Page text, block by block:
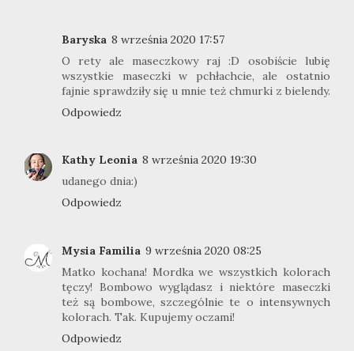
Baryska 8 września 2020 17:57
O rety ale maseczkowy raj :D osobiście lubię
wszystkie maseczki w pchłachcie, ale ostatnio
fajnie sprawdziły się u mnie też chmurki z bielendy.
Odpowiedz
Kathy Leonia 8 września 2020 19:30
udanego dnia:)
Odpowiedz
Mysia Familia 9 września 2020 08:25
Matko kochana! Mordka we wszystkich kolorach
tęczy! Bombowo wyglądasz i niektóre maseczki
też są bombowe, szczególnie te o intensywnych
kolorach. Tak. Kupujemy oczami!
Odpowiedz